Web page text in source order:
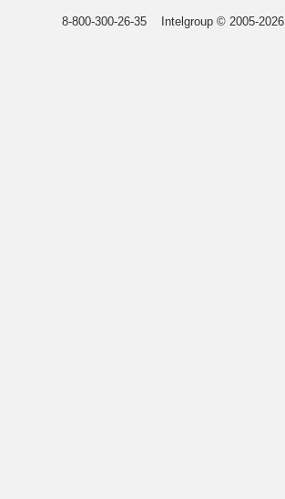
8-800-300-26-35 Intelgroup © 2005-2026